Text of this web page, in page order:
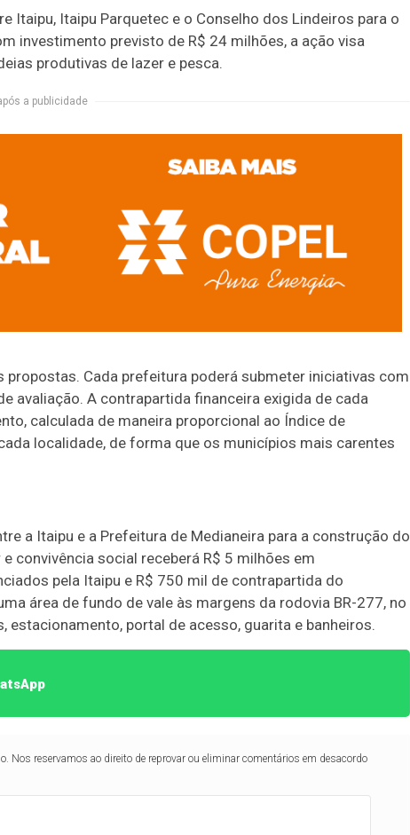
Itaipu, Itaipu Parquetec e o Conselho dos Lindeiros para o
investimento previsto de R$ 24 milhões, a ação visa
produtivas de lazer e pesca.
a publicidade
Cada prefeitura poderá submeter iniciativas com
avaliação. A contrapartida financeira exigida de cada
calculada de maneira proporcional ao Índice de
localidade, de forma que os municípios mais carentes
a Itaipu e a Prefeitura de Medianeira para a construção do
convivência social receberá R$ 5 milhões em
pela Itaipu e R$ 750 mil de contrapartida do
área de fundo de vale às margens da rodovia BR-277, no
estacionamento, portal de acesso, guarita e banheiros.
Nos reservamos ao direito de reprovar ou eliminar comentários em desacordo